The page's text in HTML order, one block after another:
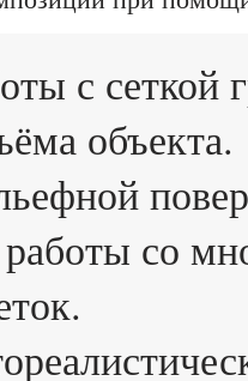
с сеткой
объекта.
со